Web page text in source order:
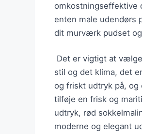
omkostningseffektive
enten male udendørs
dit murværk pudset
Det er vigtigt at
stil og det klima, det
og friskt udtryk på, og
tilføje en frisk og
udtryk, rød
moderne og elegant